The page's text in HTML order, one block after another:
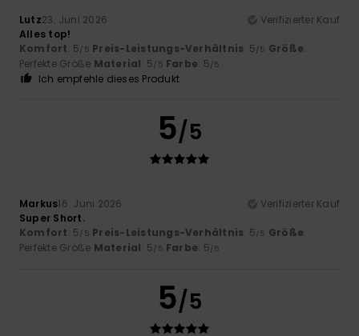
Lutz23. Juni 2026
Verifizierter Kauf
Alles top!
Komfort: 5/5 Preis-Leistungs-Verhältnis: 5/5 Größe:
Perfekte Größe Material: 5/5 Farbe: 5/5
Ich empfehle dieses Produkt
5/5
Markus16. Juni 2026
Verifizierter Kauf
Super Short.
Komfort: 5/5 Preis-Leistungs-Verhältnis: 5/5 Größe:
Perfekte Größe Material: 5/5 Farbe: 5/5
5/5